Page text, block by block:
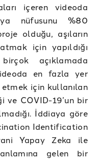
içeren videoda
nüfusunu %80
olduğu, aşıların
için yapıldığı
açıklamada
en fazla yer
için kullanılan
COVID-19’un bir
İddiaya göre
Identification
Yapay Zeka ile
gelen bir